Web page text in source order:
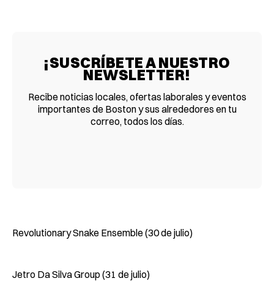
¡SUSCRÍBETE A NUESTRO
NEWSLETTER!
Recibe noticias locales, ofertas laborales y eventos
importantes de Boston y sus alrededores en tu
correo, todos los días.
Revolutionary Snake Ensemble (30 de julio)
Jetro Da Silva Group (31 de julio)